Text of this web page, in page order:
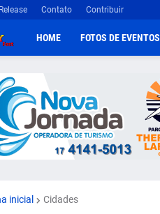
Release Contato Contribuir
HOME FOTOS DE EVENTOS
inicial Cidades